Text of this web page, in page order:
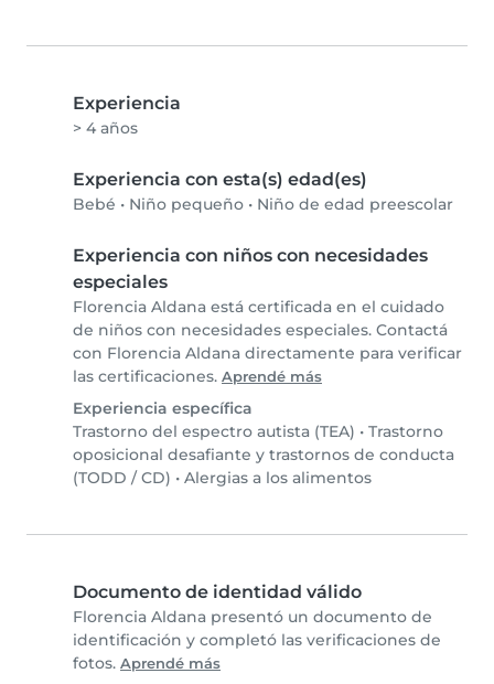
Experiencia
> 4 años
Experiencia con esta(s) edad(es)
Bebé • Niño pequeño • Niño de edad preescolar
Experiencia con niños con necesidades
especiales
Florencia Aldana está certificada en el cuidado
de niños con necesidades especiales. Contactá
con Florencia Aldana directamente para verificar
las certificaciones. Aprendé más
Experiencia específica
Trastorno del espectro autista (TEA) • Trastorno
oposicional desafiante y trastornos de conducta
(TODD / CD) • Alergias a los alimentos
Documento de identidad válido
Florencia Aldana presentó un documento de
identificación y completó las verificaciones de
fotos. Aprendé más